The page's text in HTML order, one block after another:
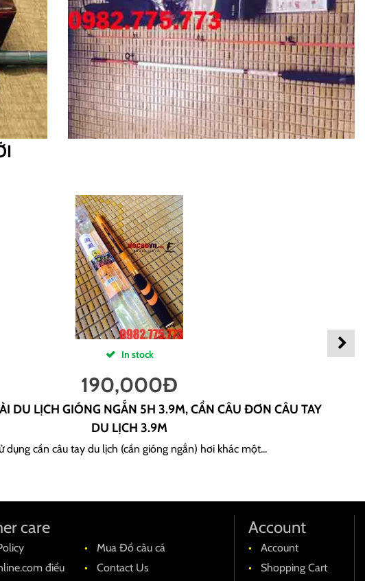
In stock
190,000Đ
DU LỊCH GIÓNG NGẮN 5H 3.9M, CẦN CÂU ĐƠN CÂU TAY
DU LỊCH 3.9M
dụng cần câu tay du lịch (cần gióng ngắn) hơi khác một...
care
Mua Đồ câu cá
điều
Contact Us
Account
Account
Shopping Cart